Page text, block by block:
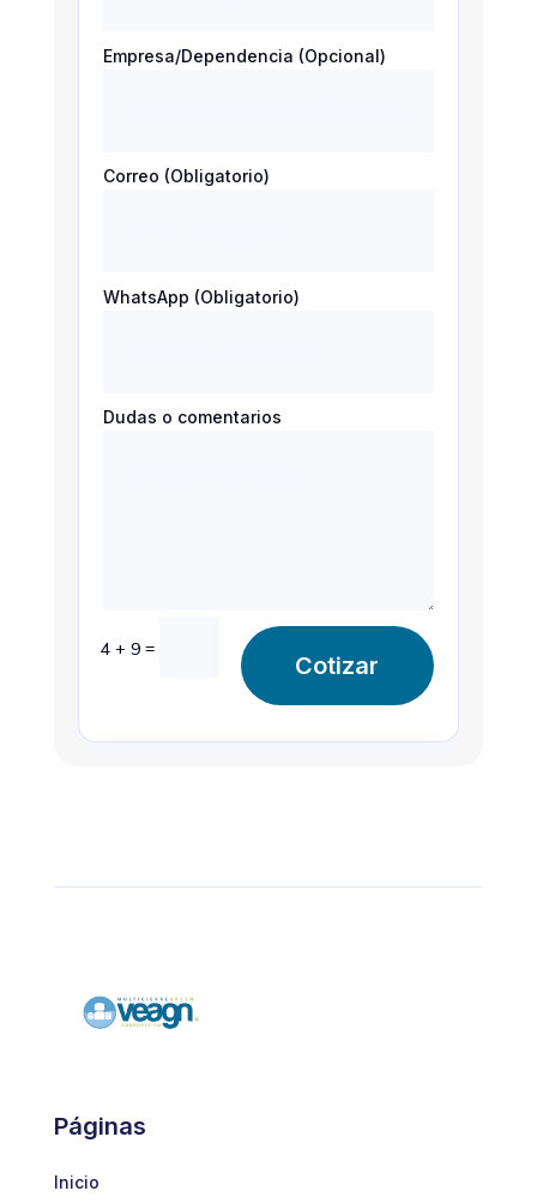
Empresa/Dependencia (Opcional)
Correo (Obligatorio)
WhatsApp (Obligatorio)
Dudas o comentarios
4 + 9=
Cotizar
Páginas
Inicio